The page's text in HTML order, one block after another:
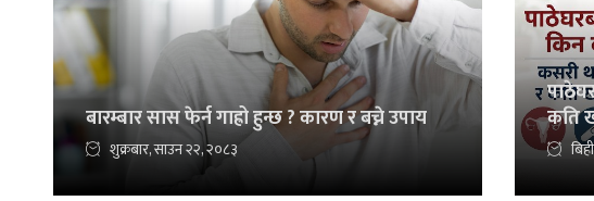
बारम्बार सास फेर्न गाह्रो हुन्छ ? कारण र बच्ने उपाय
शुक्रबार, साउन २२, २०८३
कति